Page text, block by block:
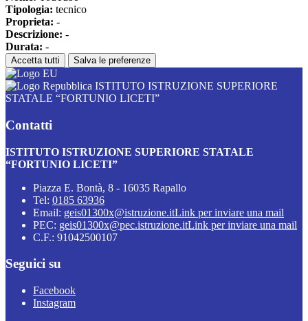
Tipologia: tecnico
Proprieta: -
Descrizione: -
Durata: -
Accetta tutti Salva le preferenze
ISTITUTO ISTRUZIONE SUPERIORE
STATALE “FORTUNIO LICETI”
Contatti
ISTITUTO ISTRUZIONE SUPERIORE STATALE
“FORTUNIO LICETI”
Piazza E. Bontà, 8 - 16035 Rapallo
Tel: 0185 63936
Email: geis01300x@istruzione.itLink per inviare una mail
PEC: geis01300x@pec.istruzione.itLink per inviare una mail
C.F.: 91042500107
Seguici su
Facebook
Instagram